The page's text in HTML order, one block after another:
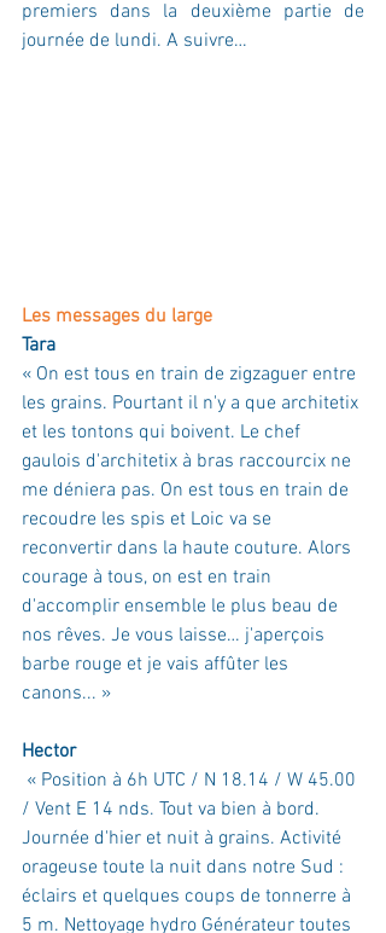
premiers dans la deuxième partie de
journée de lundi. A suivre…
Les messages du large
Tara
« On est tous en train de zigzaguer entre
les grains. Pourtant il n'y a que architetix
et les tontons qui boivent. Le chef
gaulois d'architetix à bras raccourcix ne
me déniera pas. On est tous en train de
recoudre les spis et Loic va se
reconvertir dans la haute couture. Alors
courage à tous, on est en train
d'accomplir ensemble le plus beau de
nos rêves. Je vous laisse… j'aperçois
barbe rouge et je vais affûter les
canons... »
Hector
« Position à 6h UTC / N 18.14 / W 45.00
/ Vent E 14 nds. Tout va bien à bord.
Journée d'hier et nuit à grains. Activité
orageuse toute la nuit dans notre Sud :
éclairs et quelques coups de tonnerre à
5 m. Nettoyage hydro Générateur toutes